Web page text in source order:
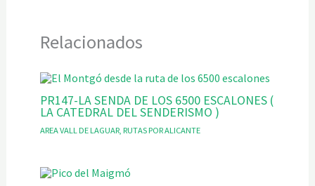
Relacionados
PR147-LA SENDA DE LOS 6500 ESCALONES (
LA CATEDRAL DEL SENDERISMO )
AREA VALL DE LAGUAR, RUTAS POR ALICANTE